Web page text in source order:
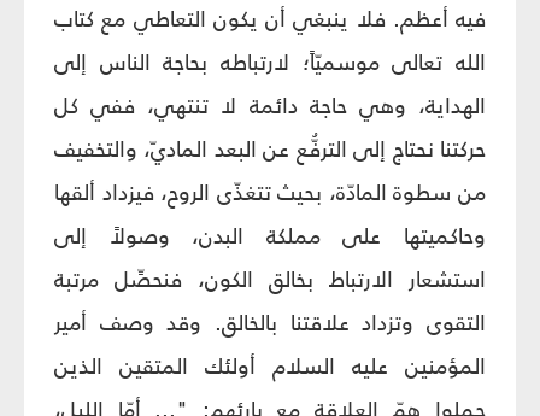
فيه أعظم. فلا ينبغي أن يكون التعاطي مع كتاب
الله تعالى موسميّاً؛ لارتباطه بحاجة الناس إلى
الهداية، وهي حاجة دائمة لا تنتهي، ففي كل
حركتنا نحتاج إلى الترفُّع عن البعد الماديّ، والتخفيف
من سطوة المادّة، بحيث تتغذّى الروح، فيزداد ألقها
وحاكميتها على مملكة البدن، وصولاً إلى
استشعار الارتباط بخالق الكون، فنحصِّل مرتبة
التقوى وتزداد علاقتنا بالخالق. وقد وصف أمير
المؤمنين عليه السلام أولئك المتقين الذين